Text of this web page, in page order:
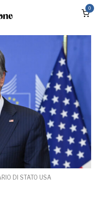
0
DI STATO USA